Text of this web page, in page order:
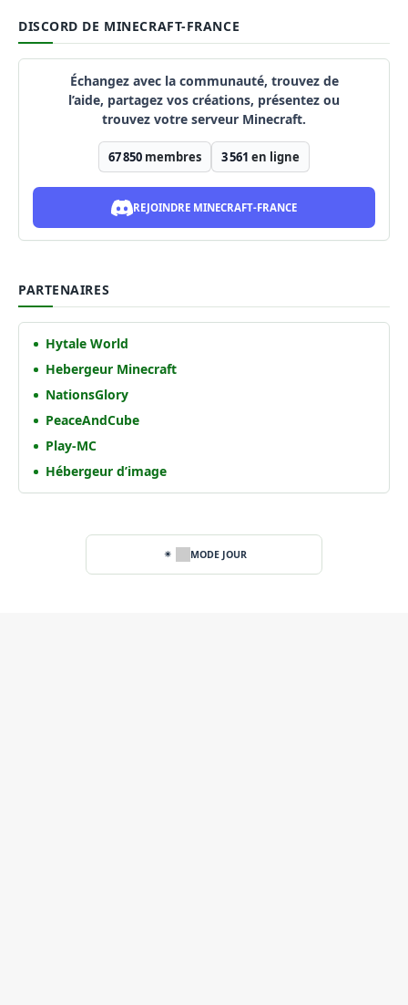
DISCORD DE MINECRAFT-FRANCE
Échangez avec la communauté, trouvez de
l’aide, partagez vos créations, présentez ou
trouvez votre serveur Minecraft.
67 850 membres 3 561 en ligne
REJOINDRE MINECRAFT-FRANCE
PARTENAIRES
Hytale World
Hebergeur Minecraft
NationsGlory
PeaceAndCube
Play-MC
Hébergeur d’image
MODE JOUR